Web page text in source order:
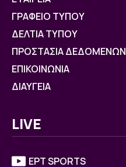
ΓΡΑΦΕΙΟ ΤΥΠΟΥ
ΔΕΛΤΙΑ ΤΥΠΟΥ
ΠΡΟΣΤΑΣΙΑ ΔΕΔΟΜΕΝΩΝ
ΕΠΙΚΟΙΝΩΝΙΑ
ΔΙΑΥΓΕΙΑ
LIVE
ΕΡΤ SPORTS